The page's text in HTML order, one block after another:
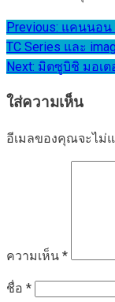
แนะแนว
เรื่อง
Previous: แคนนอน
TC Series และ
Next: มิตซูบิชิ มอเต
ใส่ความเห็น
อีเมลของคุณจะไม่
ความเห็น *
ชื่อ *